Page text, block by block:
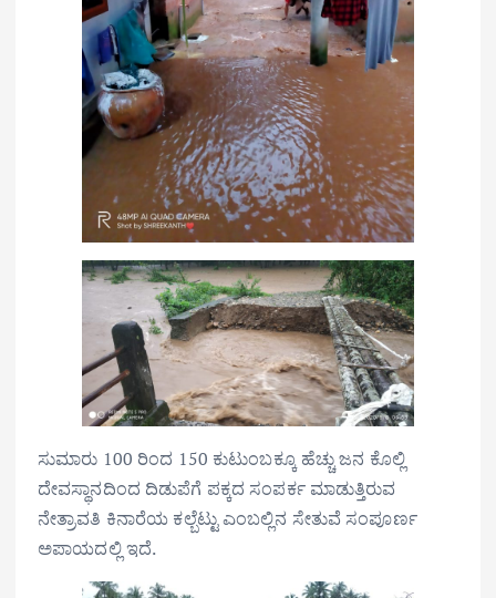
ಸುಮಾರು 100 ರಿಂದ 150 ಕುಟುಂಬಕ್ಕೂ ಹೆಚ್ಚು ಜನ ಕೊಲ್ಲಿ
ದೇವಸ್ಥಾನದಿಂದ ದಿಡುಪೆಗೆ ಪಕ್ಕದ ಸಂಪರ್ಕ ಮಾಡುತ್ತಿರುವ
ನೇತ್ರಾವತಿ ಕಿನಾರೆಯ ಕಲ್ಬೆಟ್ಟು ಎಂಬಲ್ಲಿನ ಸೇತುವೆ ಸಂಪೂರ್ಣ
ಅಪಾಯದಲ್ಲಿ ಇದೆ.